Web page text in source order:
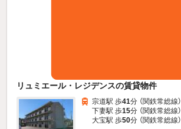
リュミエール・レジデンスの賃貸物件
宗道駅 歩41分 （関鉄常総線）
下妻駅 歩15分 （関鉄常総線）
大宝駅 歩50分 （関鉄常総線）